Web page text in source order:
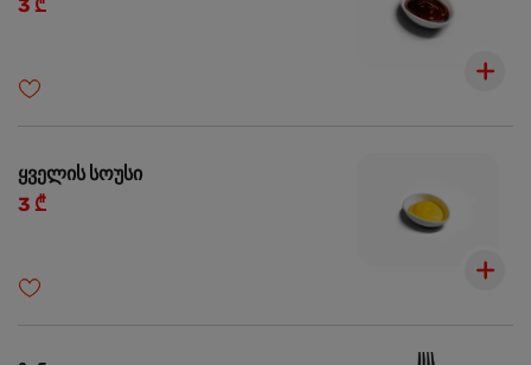
3 ₾
ყველის სოუსი
3 ₾